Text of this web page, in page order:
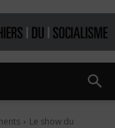
Le show du